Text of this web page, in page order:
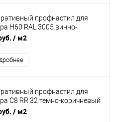
профнастил для
Н60 RAL 3005 винно-
0,5 мм Velur20 Grand Line
/ м2
профнастил для
С8 RR 32 темно-коричневый
GreenCoat Pural Matt Grand
/ м2